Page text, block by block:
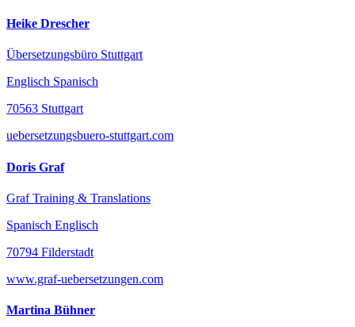
Heike Drescher
Übersetzungsbüro Stuttgart
Englisch Spanisch
70563 Stuttgart
uebersetzungsbuero-stuttgart.com
Doris Graf
Graf Training & Translations
Spanisch Englisch
70794 Filderstadt
www.graf-uebersetzungen.com
Martina Bühner